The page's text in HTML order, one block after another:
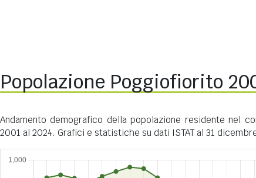
Popolazione Poggiofiorito
Andamento demografico della popolazione residente nel
2001 al 2024. Grafici e statistiche su dati ISTAT al 31